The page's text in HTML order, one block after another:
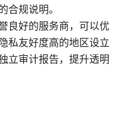
合规说明。
良好的服务商，可以优
私友好度高的地区设立
立审计报告，提升透明